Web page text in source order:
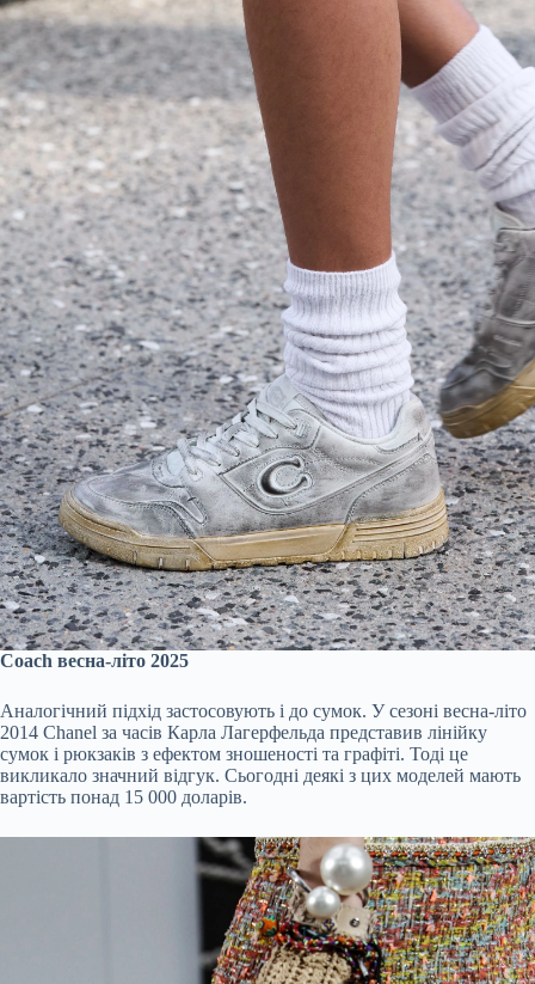
Coach весна-літо 2025
Аналогічний підхід застосовують і до сумок. У сезоні весна-літо
2014 Chanel за часів Карла Лагерфельда представив лінійку
сумок і рюкзаків з ефектом зношеності та графіті. Тоді це
викликало значний відгук. Сьогодні деякі з цих моделей мають
вартість понад 15 000 доларів.